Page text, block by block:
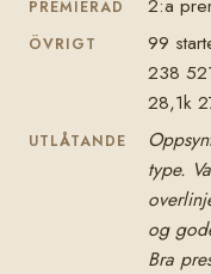
PREMIERAD
ÖVRIGT
99
238
28,1k
UTLÅTANDE
type.
og
Bra